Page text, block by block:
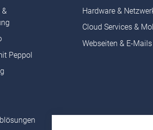
Peppol
Hardware &
Cloud Services &
Webseiten & E-Mails